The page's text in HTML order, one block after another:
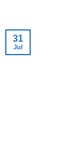
31
Jul